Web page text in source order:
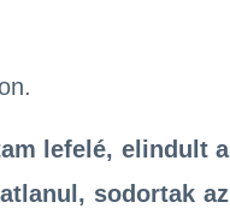
lefelé, elindult a
sodortak az